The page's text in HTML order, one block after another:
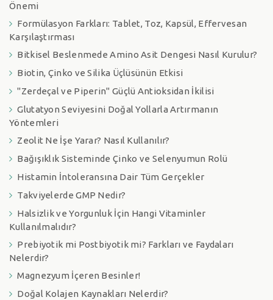
Önemi
Formülasyon Farkları: Tablet, Toz, Kapsül, Effervesan
Karşılaştırması
Bitkisel Beslenmede Amino Asit Dengesi Nasıl Kurulur?
Biotin, Çinko ve Silika Üçlüsünün Etkisi
"Zerdeçal ve Piperin" Güçlü Antioksidan İkilisi
Glutatyon Seviyesini Doğal Yollarla Artırmanın
Yöntemleri
Zeolit Ne İşe Yarar? Nasıl Kullanılır?
Bağışıklık Sisteminde Çinko ve Selenyumun Rolü
Histamin İntoleransına Dair Tüm Gerçekler
Takviyelerde GMP Nedir?
Halsizlik ve Yorgunluk İçin Hangi Vitaminler
Kullanılmalıdır?
Prebiyotik mi Postbiyotik mi? Farkları ve Faydaları
Nelerdir?
Magnezyum İçeren Besinler!
Doğal Kolajen Kaynakları Nelerdir?